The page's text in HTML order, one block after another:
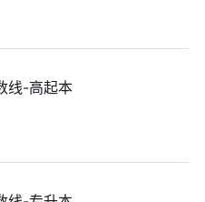
线-高起本